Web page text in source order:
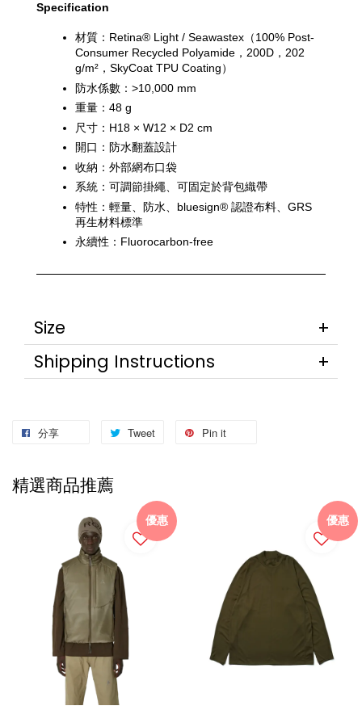
Specification
材質：Retina® Light / Seawastex（100% Post-
Consumer Recycled Polyamide，200D，202
g/m²，SkyCoat TPU Coating）
防水係數：>10,000 mm
重量：48 g
尺寸：H18 × W12 × D2 cm
開口：防水翻蓋設計
收納：外部網布口袋
系統：可調節掛繩、可固定於背包織帶
特性：輕量、防水、bluesign® 認證布料、GRS
再生材料標準
永續性：Fluorocarbon-free
Size
Shipping Instructions
分享 Tweet Pin it
精選商品推薦
優惠 優惠